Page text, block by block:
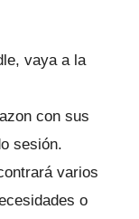
vaya a la
con sus
sesión.
varios
o